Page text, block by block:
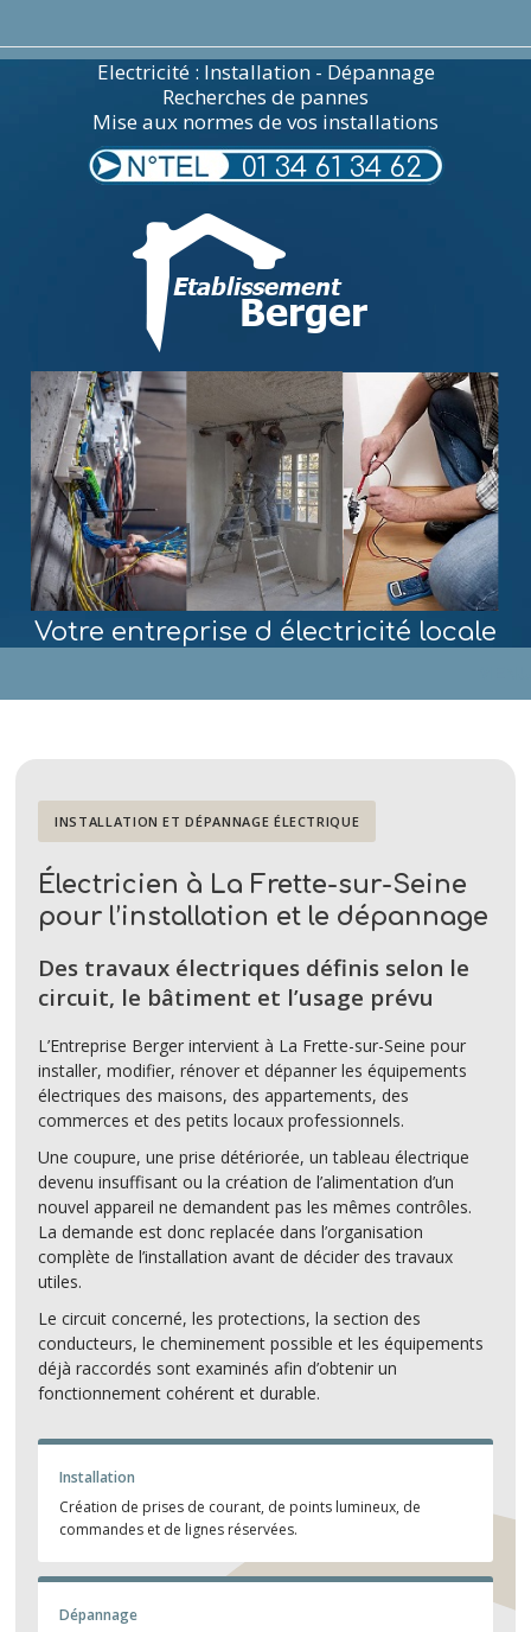
Electricité : Installation - Dépannage
Recherches de pannes
Mise aux normes de vos installations
01 34 61 34 62
Votre entreprise d électricité locale
INSTALLATION ET DÉPANNAGE ÉLECTRIQUE
Électricien à La Frette-sur-Seine
pour l’installation et le dépannage
Des travaux électriques définis selon le
circuit, le bâtiment et l’usage prévu
L’Entreprise Berger intervient à La Frette-sur-Seine pour
installer, modifier, rénover et dépanner les équipements
électriques des maisons, des appartements, des
commerces et des petits locaux professionnels.
Une coupure, une prise détériorée, un tableau électrique
devenu insuffisant ou la création de l’alimentation d’un
nouvel appareil ne demandent pas les mêmes contrôles.
La demande est donc replacée dans l’organisation
complète de l’installation avant de décider des travaux
utiles.
Le circuit concerné, les protections, la section des
conducteurs, le cheminement possible et les équipements
déjà raccordés sont examinés afin d’obtenir un
fonctionnement cohérent et durable.
Installation
Création de prises de courant, de points lumineux, de
commandes et de lignes réservées.
Dépannage